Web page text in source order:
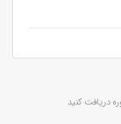
دریافت کنید